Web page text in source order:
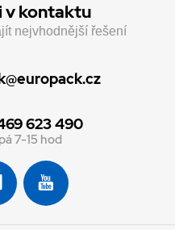
v kontaktu
nejvhodnější řešení
623 490
7-15 hod